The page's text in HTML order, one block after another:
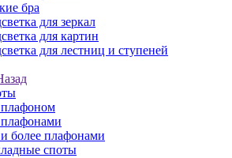
бра
для зеркал
для картин
для лестниц и ступеней
более плафонами
споты